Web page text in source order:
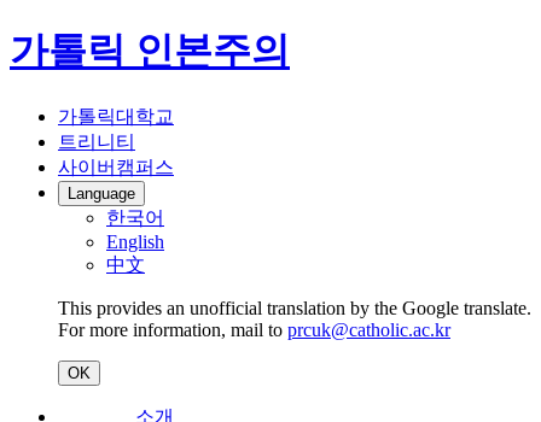
가톨릭 인본주의
가톨릭대학교
트리니티
사이버캠퍼스
Language
한국어
English
中文
This provides an unofficial translation by the Google translate.
For more information, mail to prcuk@catholic.ac.kr
OK
소개